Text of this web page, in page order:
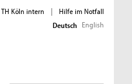
TH Köln intern |
Hilfe im Notfall
Deutsch English